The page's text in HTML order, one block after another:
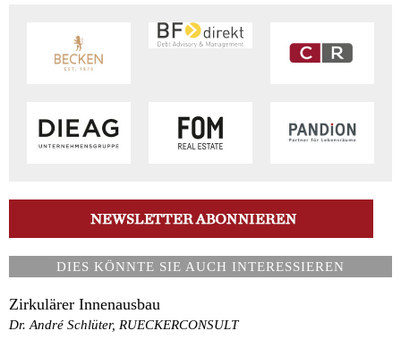
DIES KÖNNTE SIE AUCH INTERESSIEREN
Zirkulärer Innenausbau
Dr. André Schlüter, RUECKERCONSULT